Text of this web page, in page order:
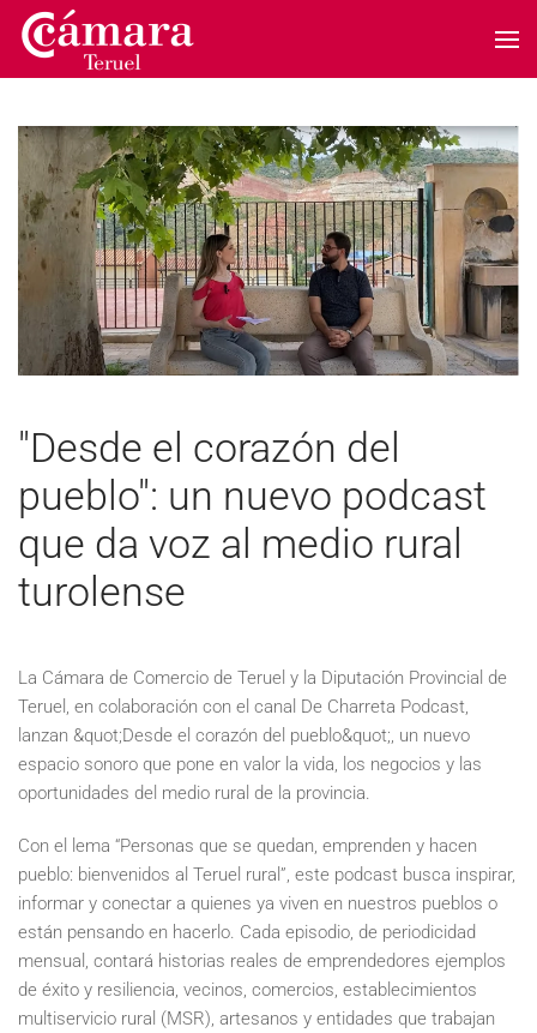
Skip to main content
"Desde el corazón del
pueblo": un nuevo podcast
que da voz al medio rural
turolense
La Cámara de Comercio de Teruel y la Diputación Provincial de
Teruel, en colaboración con el canal De Charreta Podcast,
lanzan &quot;Desde el corazón del pueblo&quot;, un nuevo
espacio sonoro que pone en valor la vida, los negocios y las
oportunidades del medio rural de la provincia.
Con el lema “Personas que se quedan, emprenden y hacen
pueblo: bienvenidos al Teruel rural”, este podcast busca inspirar,
informar y conectar a quienes ya viven en nuestros pueblos o
están pensando en hacerlo. Cada episodio, de periodicidad
mensual, contará historias reales de emprendedores ejemplos
de éxito y resiliencia, vecinos, comercios, establecimientos
multiservicio rural (MSR), artesanos y entidades que trabajan